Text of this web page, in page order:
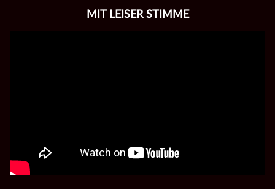
MIT LEISER STIMME